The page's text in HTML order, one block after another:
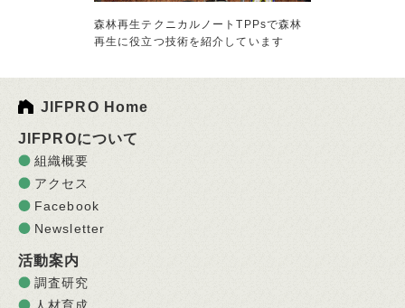
森林再生テクニカルノートTPPsで森林
再生に役立つ技術を紹介しています
JIFPRO Home
JIFPROについて
組織概要
アクセス
Facebook
Newsletter
活動案内
調査研究